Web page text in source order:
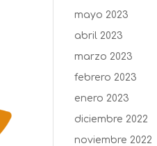
mayo 2023
abril 2023
marzo 2023
febrero 2023
enero 2023
diciembre 2022
noviembre 2022